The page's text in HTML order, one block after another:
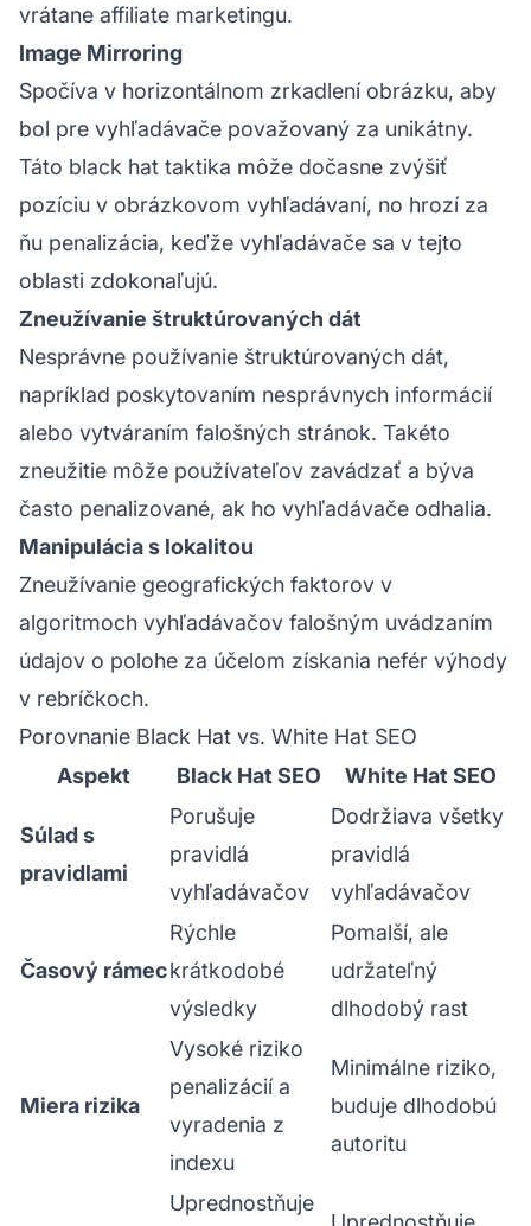
vrátane affiliate marketingu.
Image Mirroring
Spočíva v horizontálnom zrkadlení obrázku, aby
bol pre vyhľadávače považovaný za unikátny.
Táto black hat taktika môže dočasne zvýšiť
pozíciu v obrázkovom vyhľadávaní, no hrozí za
ňu penalizácia, keďže vyhľadávače sa v tejto
oblasti zdokonaľujú.
Zneužívanie štruktúrovaných dát
Nesprávne používanie štruktúrovaných dát,
napríklad poskytovaním nesprávnych informácií
alebo vytváraním falošných stránok. Takéto
zneužitie môže používateľov zavádzať a býva
často penalizované, ak ho vyhľadávače odhalia.
Manipulácia s lokalitou
Zneužívanie geografických faktorov v
algoritmoch vyhľadávačov falošným uvádzaním
údajov o polohe za účelom získania nefér výhody
v rebríčkoch.
Porovnanie Black Hat vs. White Hat SEO
Aspekt
Black Hat SEO White Hat SEO
Súlad s
pravidlami
Porušuje
pravidlá
vyhľadávačov
Dodržiava všetky
pravidlá
vyhľadávačov
Časový rámec
Rýchle
krátkodobé
výsledky
Pomalší, ale
udržateľný
dlhodobý rast
Miera rizika
Vysoké riziko
penalizácií a
vyradenia z
indexu
Minimálne riziko,
buduje dlhodobú
autoritu
Uprednostňuje